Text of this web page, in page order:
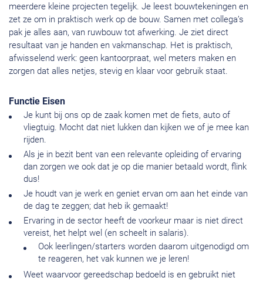
meerdere kleine projecten tegelijk. Je leest bouwtekeningen en
zet ze om in praktisch werk op de bouw. Samen met collega’s
pak je alles aan, van ruwbouw tot afwerking. Je ziet direct
resultaat van je handen en vakmanschap. Het is praktisch,
afwisselend werk: geen kantoorpraat, wel meters maken en
zorgen dat alles netjes, stevig en klaar voor gebruik staat.
Functie Eisen
Je kunt bij ons op de zaak komen met de fiets, auto of
vliegtuig. Mocht dat niet lukken dan kijken we of je mee kan
rijden.
Als je in bezit bent van een relevante opleiding of ervaring
dan zorgen we ook dat je op die manier betaald wordt, flink
dus!
Je houdt van je werk en geniet ervan om aan het einde van
de dag te zeggen; dat heb ik gemaakt!
Ervaring in de sector heeft de voorkeur maar is niet direct
vereist, het helpt wel (en scheelt in salaris).
Ook leerlingen/starters worden daarom uitgenodigd om
te reageren, het vak kunnen we je leren!
Weet waarvoor gereedschap bedoeld is en gebruikt niet